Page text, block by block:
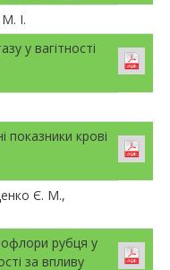
І.
у вагітності
показники крові
Є. М.,
рубця у
за впливу